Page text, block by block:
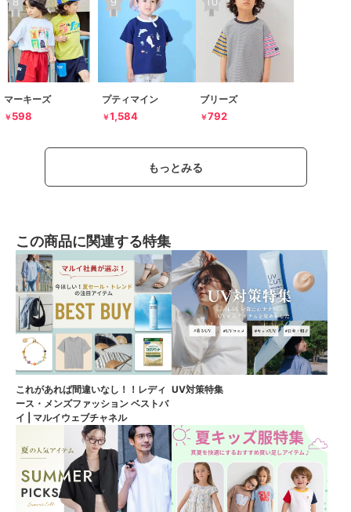
マーキーズ
￥ 598
プティマイン
￥1,584
ブリーズ
￥792
もっとみる
この商品に関連する特集
これがあれば間違いなし！！レディ
ース・メンズファッション ベストバ
イ | マルイウェブチャネル
UV対策特集